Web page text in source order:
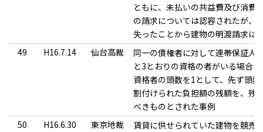
ともに、未払いの共益費及び消費
の請求については認容されたが、
失ったことから建物の明渡請求は
49
H16.7.14 仙台高裁
同一の債権者に対して連帯保証人
と3とおりの資格の者がいる場合
資格者の頭数を1として、先ず頭
割付けられた負担額の残額を、残
べきものとされた事例
50
H16.6.30 東京地裁
賃貸に供せられていた建物を競売